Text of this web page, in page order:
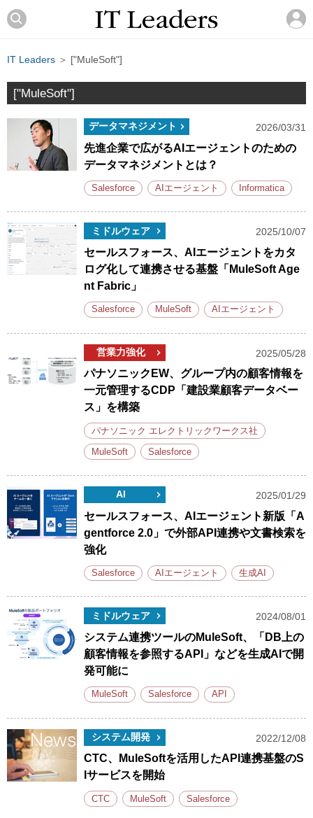
IT Leaders ＞ ["MuleSoft"]
["MuleSoft"]
データマネジメント 2026/03/31
先進企業で広がるAIエージェントのための
データマネジメントとは？
Salesforce AIエージェント Informatica
ミドルウェア 2025/10/07
セールスフォース、AIエージェントをカタ
ログ化して連携させる基盤「MuleSoft Age
nt Fabric」
Salesforce MuleSoft AIエージェント
営業力強化 2025/05/28
パナソニックEW、グループ内の顧客情報を
一元管理するCDP「建設業顧客データベー
ス」を構築
パナソニック エレクトリックワークス社
MuleSoft Salesforce
AI 2025/01/29
セールスフォース、AIエージェント新版「A
gentforce 2.0」で外部API連携や文書検索を
強化
Salesforce AIエージェント 生成AI
ミドルウェア 2024/08/01
システム連携ツールのMuleSoft、「DB上の
顧客情報を参照するAPI」などを生成AIで開
発可能に
MuleSoft Salesforce API
システム開発 2022/12/08
CTC、MuleSoftを活用したAPI連携基盤のS
Iサービスを開始
CTC MuleSoft Salesforce